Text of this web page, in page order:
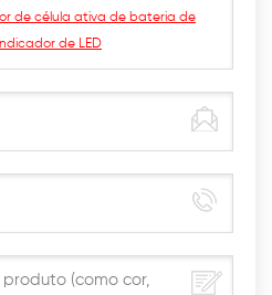
de célula ativa de bateria de
de LED